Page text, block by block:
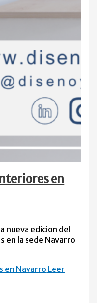
en
nueva edicion del
en la sede Navarro
en Navarro Leer